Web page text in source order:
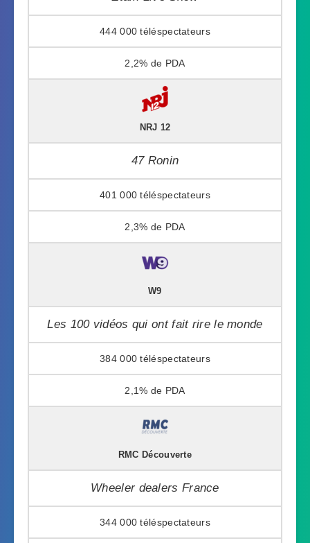
444 000
2,2%
NRJ 12
47 Ronin
401 000
2,3%
W9
Les 100 vidéos qui ont fait rire le monde
384 000
2,1%
RMC Découverte
Wheeler dealers France
344 000